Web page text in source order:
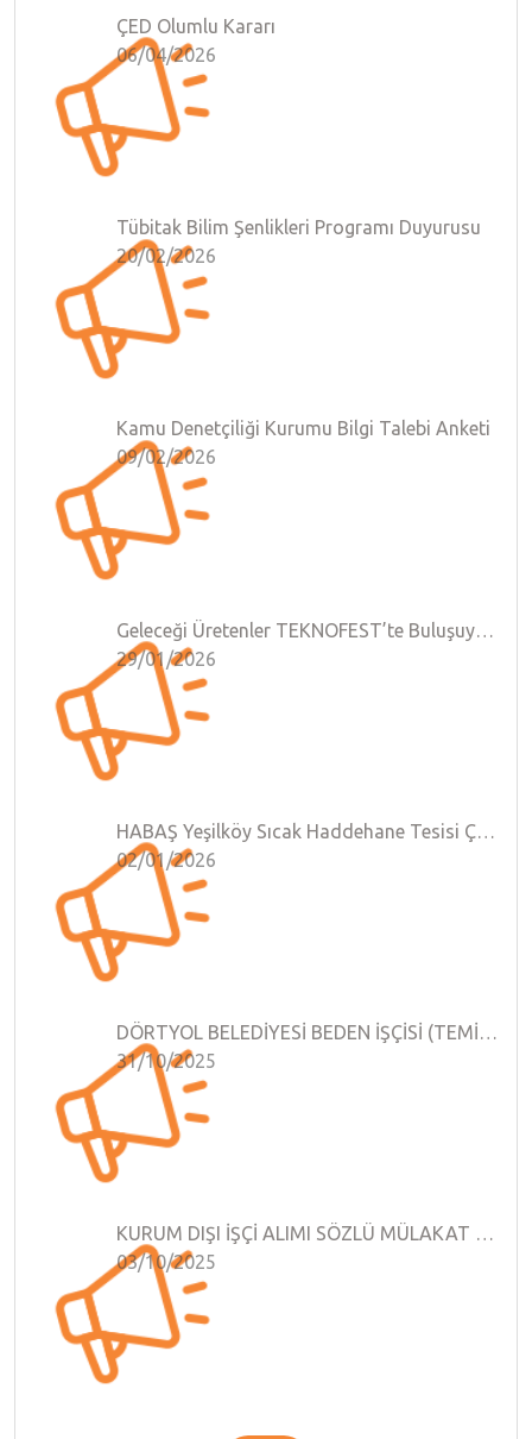
ÇED Olumlu Kararı
06/04/2026
Tübitak Bilim Şenlikleri Programı Duyurusu
20/02/2026
Kamu Denetçiliği Kurumu Bilgi Talebi Anketi
09/02/2026
Geleceği Üretenler TEKNOFEST’te Buluşuyor; 2026 Teknoloji Yarışmalarına Başvurular Başladı!
29/01/2026
HABAŞ Yeşilköy Sıcak Haddehane Tesisi ÇED RAPORU
02/01/2026
DÖRTYOL BELEDİYESİ BEDEN İŞÇİSİ (TEMİZLİK) VE ÇÖP KAMYONU ŞOFÖRÜ ALIMI MÜLAKAT SONUÇLARI
31/10/2025
KURUM DIŞI İŞÇİ ALIMI SÖZLÜ MÜLAKAT TARİH VE SAATİ
03/10/2025